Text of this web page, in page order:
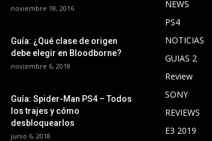
noviembre 18, 2016
Guía: ¿Qué clase de origen
debe elegir en Bloodborne?
noviembre 6, 2018
Guía: Spider-Man PS4 – Todos
los trajes y cómo
desbloquearlos
junio 6, 2018
NEWS
PS4
NOTICIAS
GUIAS 2
Review
SONY
REVIEWS
E3 2019